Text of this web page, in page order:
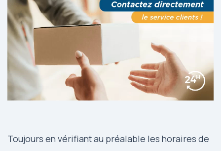
Toujours en vérifiant au préalable les horaires de